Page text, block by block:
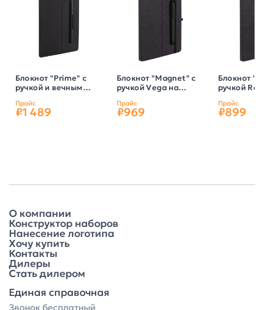
Блокнот "Prime" с
ручкой и вечным
пенале, с
подставкой под
Прайс
₽1 489
Блокнот "Magnet" с
ручкой Vega на
подставкой под
смартфон, цвет
Прайс
₽969
Блокнот
ручкой
смартфон,
Прайс
₽899
О компании
Конструктор наборов
Нанесение логотипа
Хочу купить
Контакты
Дилеры
Стать дилером
Единая справочная
Звонок бесплатный